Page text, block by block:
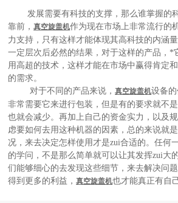
发展需要有科技的支撑，那么谁掌握的
靠前，真空旋盖机作为现在市场上非常流行的
力支持，只有这样才能体现其高科技的内涵
一定层次后必然的结果，对于这样的产品，*
用高超的技术，这样才能在市场中赢得肯定
的需求。
对于不同的产品来说，真空旋盖机设备
非常需要它来进行包装，但是有的要求就不
也就会减少。再加上自己的资金实力，以及
虑要如何去用这种机器的因素，总的来说就
况，来去决定怎样使用才是zui合适的。任何
的学问，不是那么简单就可以让其发挥zui大
们能够细心的去发现这些细节，来去解决问
得到更多的利益，真空旋盖机也才能真正有自